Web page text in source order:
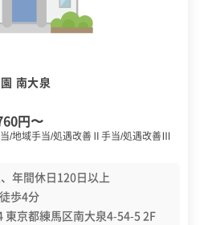
南大泉
円〜
/地域手当/処遇改善Ⅱ手当/処遇改善Ⅲ
年間休日120日以上
歩4分
東京都練馬区南大泉4-54-5 2F